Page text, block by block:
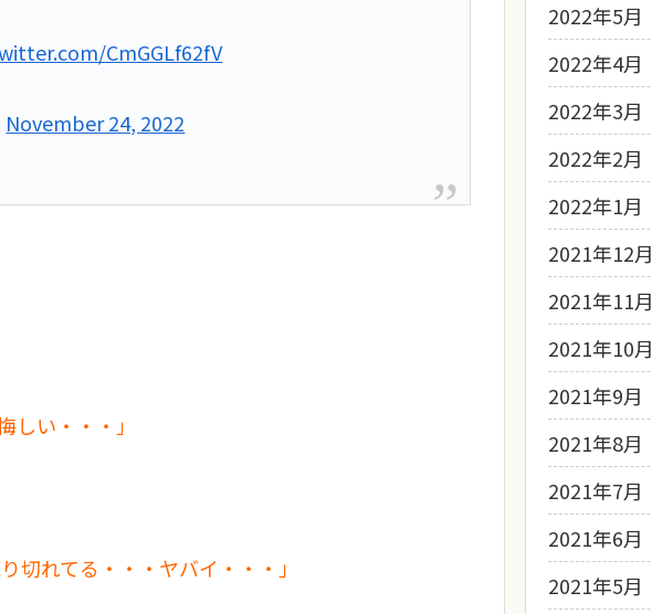
CmGGLf62fV
November 24, 2022
い・・・」
切れてる・・・ヤバイ・・・」
2022年5月
2022年4月
2022年3月
2022年2月
2022年1月
2021年12月
2021年11月
2021年10月
2021年9月
2021年8月
2021年7月
2021年6月
2021年5月